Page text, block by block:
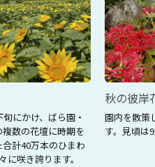
にかけ、ばら園・
数の花壇に時期を
計40万本のひまわ
に咲き誇ります。
秋の彼岸
園内を散策
す。見頃は